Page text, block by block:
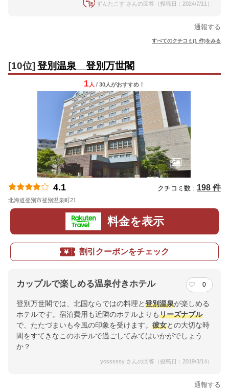
ずんたこす さんの回答（投稿日：2024/7/11）
通報する
すべてのクチコミ(1 件)をみる
[10位] 登別温泉 登別万世閣
1 人 / 30人がおすすめ！
4.1 クチコミ数 : 198 件
北海道登別市登別温泉町21
料金を表示
割引クーポンをチェック
カップルで楽しめる温泉付きホテル 0
登別万世閣では、北国ならではの料理と登別温泉が楽しめる
ホテルです。宿泊費用も近隣のホテルよりもリーズナブル
で、たたづまいも今風の印象を受けます。 彼女との大切な時
間をすてきなこのホテルで過ごしてみてはいかがでしょう
か？
yosssssy さんの回答（投稿日：2019/3/14）
通報する